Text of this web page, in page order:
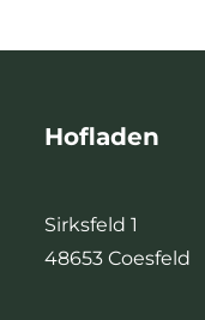
Hofladen
Sirksfeld 1
48653 Coesfeld